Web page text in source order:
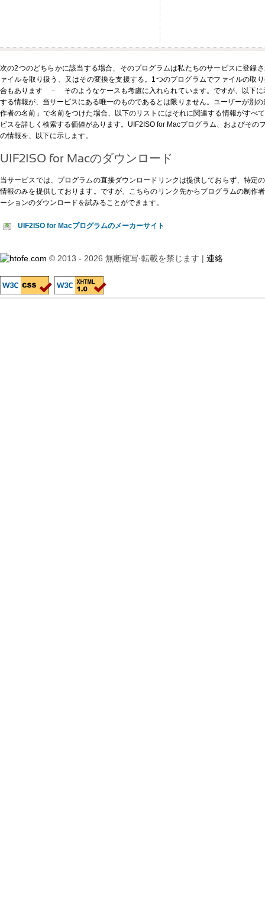
次の2つのどちらかに該当する場合、そのプログラムは私たちのサービスに登
ァイルを取り扱う、又はその変換を支援する。1つのプログラムでファイルの取
合もあります － そのようなケースも考慮に入れられています。ですが、以下に
する情報が、当サービスにある唯一のものであるとは限りません。ユーザーが別
作者の名前」で名前をつけた場合、以下のリストにはそれに関連する情報がすべ
ビスを詳しく検索する価値があります。UIF2ISO for Macプログラム、およびその
の情報を、以下に示します。
UIF2ISO for Macのダウンロード
当サービスでは、プログラムの直接ダウンロードリンクは提供しておらず、特定
情報のみを提供しております。ですが、 こちらのリンク先からプログラムの制作
ーションのダウンロードを試みることができます。
UIF2ISO for Macプログラムのメーカーサイト
© 2013 - 2026 無断複写·転載を禁じます | 連絡